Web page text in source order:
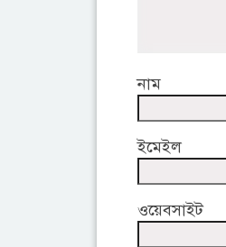
নাম
ইমেইল
ওয়েবসাইট